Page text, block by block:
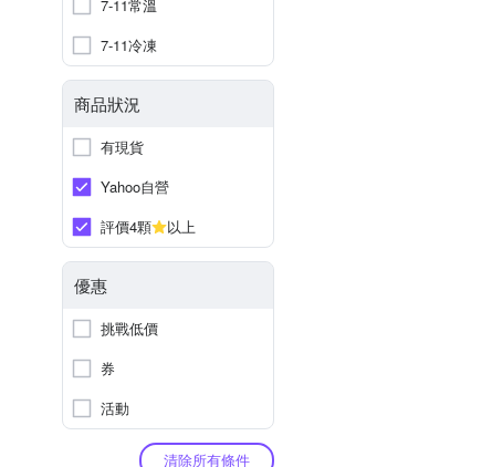
7-11常溫
7-11冷凍
商品狀況
有現貨
Yahoo自營
評價4顆
以上
優惠
挑戰低價
券
活動
清除所有條件